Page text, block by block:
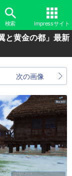
検索 Impressサイト
と黄金の都」最新
次の画像